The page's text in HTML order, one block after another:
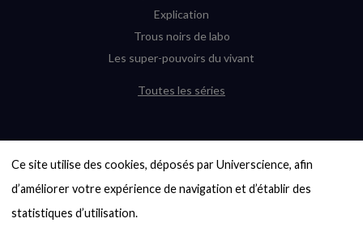
Ce site utilise des cookies, déposés par Universcience, afin
d’améliorer votre expérience de navigation et d’établir des
statistiques d’utilisation.
Explication
Trous noirs de labo
Les super-pouvoirs du vivant
Toutes les séries
6000 exoplanètes, et pas de « Terre »
en vue ?
Quel avenir pour les cryptos ?